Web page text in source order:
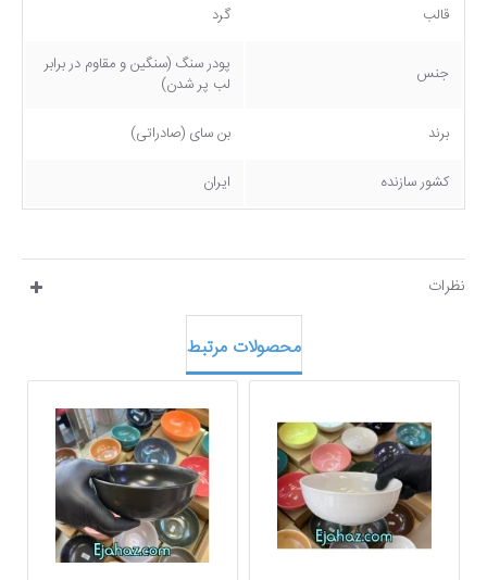
قالب گرد
جنس
پودر سنگ (سنگین و مقاوم در برابر
لب پر شدن)
برند بن سای (صادراتی)
کشور سازنده ایران
نظرات
محصولات مرتبط